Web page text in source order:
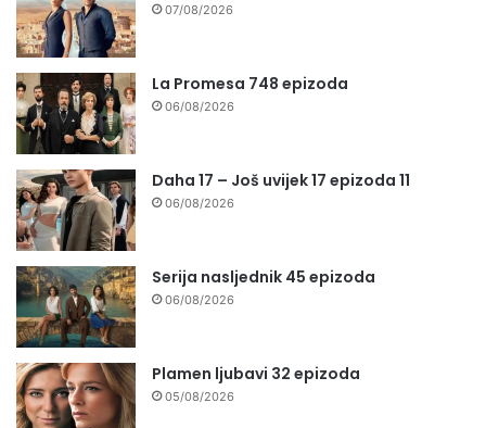
07/08/2026
La Promesa 748 epizoda
06/08/2026
Daha 17 – Još uvijek 17 epizoda 11
06/08/2026
Serija nasljednik 45 epizoda
06/08/2026
Plamen ljubavi 32 epizoda
05/08/2026